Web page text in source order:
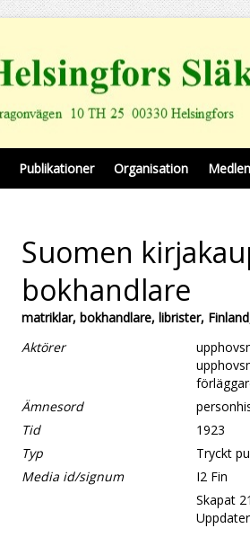
Publikationer Organisation
Suomen
bokhandlare
matriklar, bokhandlare, librister,
Aktörer
Ämnesord
Tid
1923
Typ
Tryckt
Media id/signum
I2 Fin
Skapat